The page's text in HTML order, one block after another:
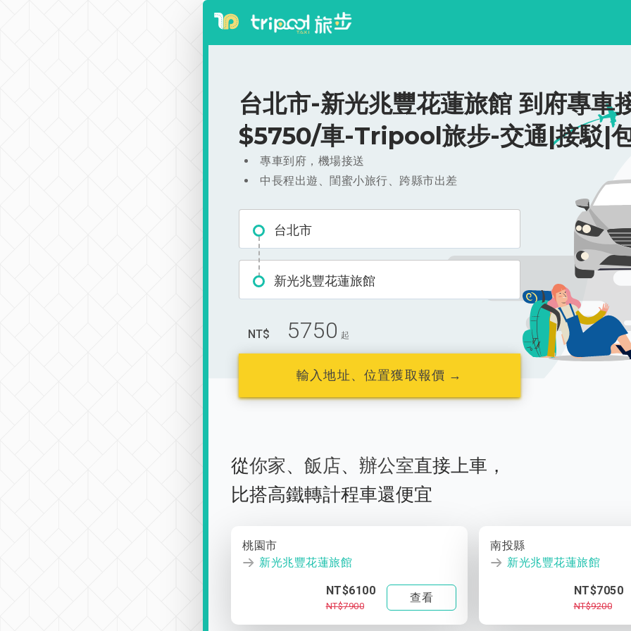
台北市-新光兆豐花蓮旅館 到府專車
$5750/車-Tripool旅步-交通|接駁|
專車到府，機場接送
中長程出遊、閨蜜小旅行、跨縣市出差
台北市
新光兆豐花蓮旅館
NT$ 5750 起
輸入地址、位置獲取報價 →
從你家、 飯店、 辦公室直接上車，
比搭高鐵轉計程車還便宜
桃園市
新光兆豐花蓮旅館
NT$6100
NT$7900
查看
南投縣
新光兆豐花蓮旅館
NT$7050
NT$9200